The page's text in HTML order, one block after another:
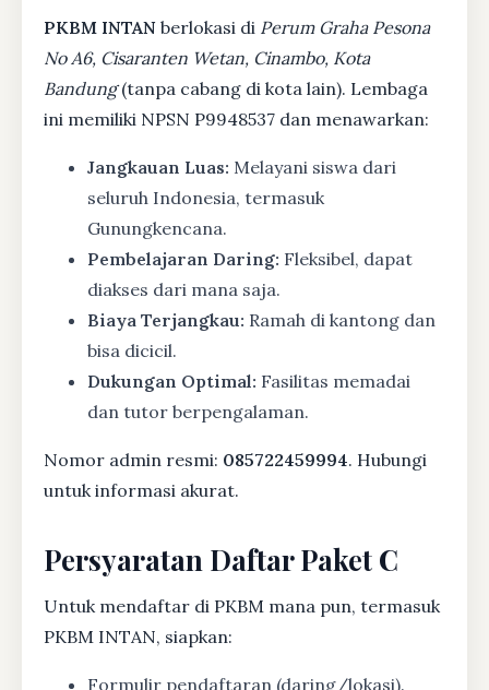
PKBM INTAN berlokasi di Perum Graha Pesona
No A6, Cisaranten Wetan, Cinambo, Kota
Bandung(tanpa cabang di kota lain). Lembaga
ini memiliki NPSN P9948537 dan menawarkan:
Jangkauan Luas: Melayani siswa dari
seluruh Indonesia, termasuk
Gunungkencana.
Pembelajaran Daring: Fleksibel, dapat
diakses dari mana saja.
Biaya Terjangkau: Ramah di kantong dan
bisa dicicil.
Dukungan Optimal: Fasilitas memadai
dan tutor berpengalaman.
Nomor admin resmi: 085722459994. Hubungi
untuk informasi akurat.
Persyaratan Daftar Paket C
Untuk mendaftar di PKBM mana pun, termasuk
PKBM INTAN, siapkan:
Formulir pendaftaran (daring/lokasi).